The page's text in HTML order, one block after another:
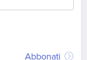
Abbonati